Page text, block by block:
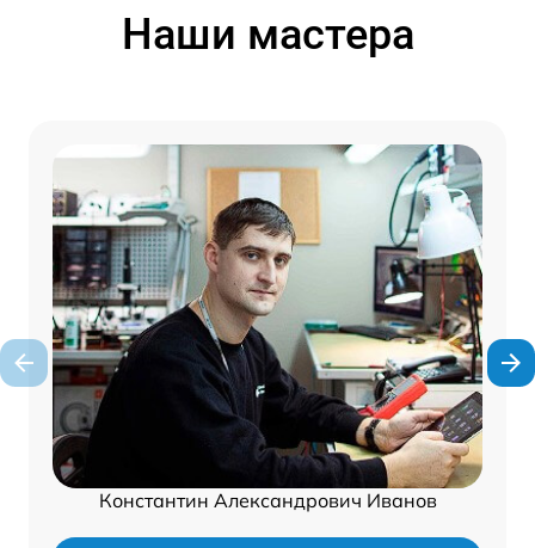
Наши мастера
Константин Александрович Иванов